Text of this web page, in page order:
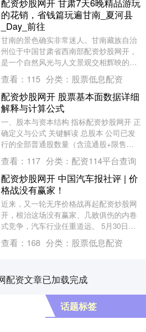
的花销，省钱篇玩遍甘南_夏河县
_Day_前往
甘南的景色确实非常迷人。甘南藏族自治
州位于中国甘肃省西南部配资炒股网开，
是一个自然风光与人文景观交相辉映的地
方。这里拥有广袤的草原、壮丽的雪山、
清澈的湖泊、神秘....
查看： 115 分类： 股票低息配资
配资炒股网开 股票基本面数据详细
解释与计算公式
一、股本与资本结构 指标配资炒股网开 正
确定义与公式 关键解读 总股本 公司已发
行的全部普通股数量（含流通股+限售
股） 定增/回购会导致变动；股本过大可能
稀释E....
查看： 117 分类： 配资114平台查询
配资炒股网开 中国汽车报社评 | 价
格战没有赢家！
近来，又一轮无序价格战再起配资炒股网
开，根治这场没有赢家、几败俱伤的内卷
式竞争，汽车行业任重道远。 5月30日，
中国汽车工业协会发出倡议，呼吁全行业
维护公平竞争....
查看： 168 分类： 股票低息配资
配资文章已加载完成
话题标签